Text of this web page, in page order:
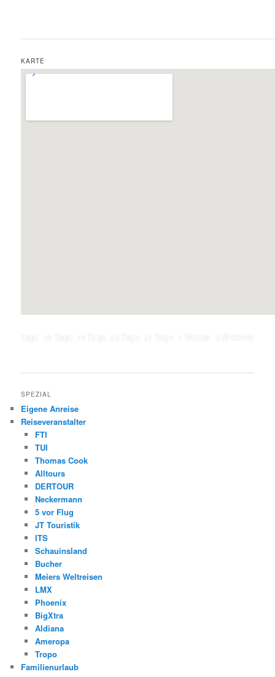
KARTE
SPEZIAL
Eigene Anreise
Reiseveranstalter
FTI
TUI
Thomas Cook
Alltours
DERTOUR
Neckermann
5 vor Flug
JT Touristik
ITS
Schauinsland
Bucher
Meiers Weltreisen
LMX
Phoenix
BigXtra
Aldiana
Ameropa
Tropo
Familienurlaub